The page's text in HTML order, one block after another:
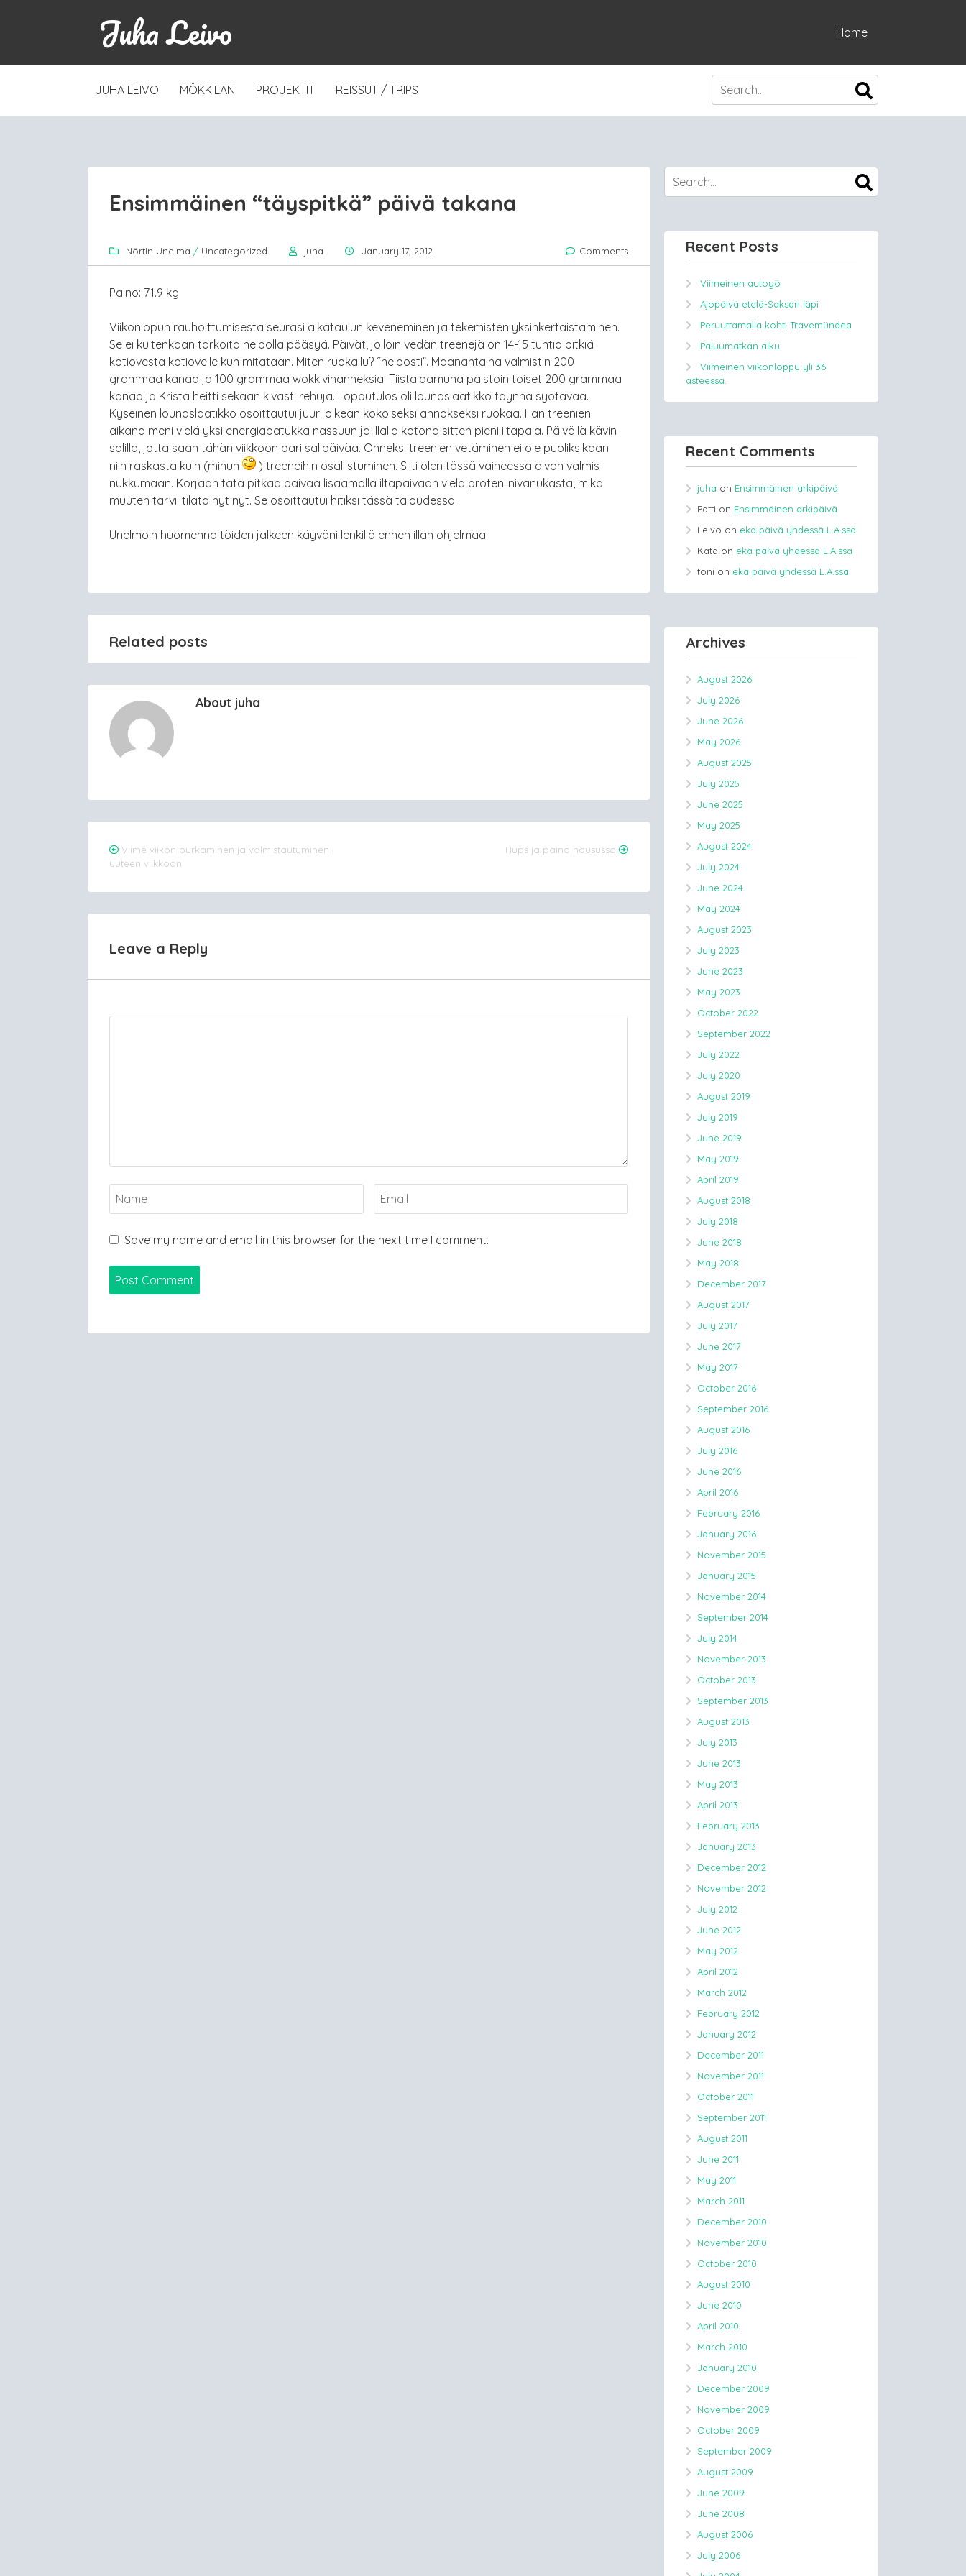
Juha Leivo Home
SKIP
JUHA LEIVO MÖKKILAN PROJEKTIT REISSUT / TRIPS
Ensimmäinen “täyspitkä” päivä takana
Nörtin Unelma / Uncategorized juha January 17, 2012 Comments
Paino: 71.9 kg
Viikonlopun rauhoittumisesta seurasi aikataulun keveneminen ja tekemisten yksinkertaistaminen.
Se ei kuitenkaan tarkoita helpolla pääsyä. Päivät, jolloin vedän treenejä on 14-15 tuntia pitkiä
kotiovesta kotiovelle kun mitataan. Miten ruokailu? “helposti”. Maanantaina valmistin 200
grammaa kanaa ja 100 grammaa wokkivihanneksia. Tiistaiaamuna paistoin toiset 200 grammaa
kanaa ja Krista heitti sekaan kivasti rehuja. Lopputulos oli lounaslaatikko täynnä syötävää.
Kyseinen lounaslaatikko osoittautui juuri oikean kokoiseksi annokseksi ruokaa. Illan treenien
aikana meni vielä yksi energiapatukka nassuun ja illalla kotona sitten pieni iltapala. Päivällä kävin
salilla, jotta saan tähän viikkoon pari salipäivää. Onneksi treenien vetäminen ei ole puoliksikaan
niin raskasta kuin (minun
) treeneihin osallistuminen. Silti olen tässä vaiheessa aivan valmis
nukkumaan. Korjaan tätä pitkää päivää lisäämällä iltapäivään vielä proteniinivanukasta, mikä
muuten tarvii tilata nyt nyt. Se osoittautui hitiksi tässä taloudessa.
Unelmoin huomenna töiden jälkeen käyväni lenkillä ennen illan ohjelmaa.
Related posts
About juha
Post
navigation
Viime viikon purkaminen ja valmistautuminen
uuteen viikkoon
Hups ja paino nousussa
Leave a Reply
Save my name and email in this browser for the next time I comment.
Recent Posts
Viimeinen autoyö
Ajopäivä etelä-Saksan läpi
Peruuttamalla kohti Travemündea
Paluumatkan alku
Viimeinen viikonloppu yli 36
asteessa.
Recent Comments
juha on Ensimmäinen arkipäivä
Patti on Ensimmäinen arkipäivä
Leivo on eka päivä yhdessä L.A.ssa
Kata on eka päivä yhdessä L.A.ssa
toni on eka päivä yhdessä L.A.ssa
Archives
August 2026
July 2026
June 2026
May 2026
August 2025
July 2025
June 2025
May 2025
August 2024
July 2024
June 2024
May 2024
August 2023
July 2023
June 2023
May 2023
October 2022
September 2022
July 2022
July 2020
August 2019
July 2019
June 2019
May 2019
April 2019
August 2018
July 2018
June 2018
May 2018
December 2017
August 2017
July 2017
June 2017
May 2017
October 2016
September 2016
August 2016
July 2016
June 2016
April 2016
February 2016
January 2016
November 2015
January 2015
November 2014
September 2014
July 2014
November 2013
October 2013
September 2013
August 2013
July 2013
June 2013
May 2013
April 2013
February 2013
January 2013
December 2012
November 2012
July 2012
June 2012
May 2012
April 2012
March 2012
February 2012
January 2012
December 2011
November 2011
October 2011
September 2011
August 2011
June 2011
May 2011
March 2011
December 2010
November 2010
October 2010
August 2010
June 2010
April 2010
March 2010
January 2010
December 2009
November 2009
October 2009
September 2009
August 2009
June 2009
June 2008
August 2006
July 2006